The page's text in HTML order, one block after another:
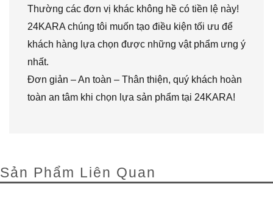
Thường các đơn vị khác không hề có tiền lệ này!
24KARA chúng tôi muốn tạo điều kiện tối ưu để
khách hàng lựa chọn được những vật phẩm ưng ý
nhất.
Đơn giản – An toàn – Thân thiện, quý khách hoàn
toàn an tâm khi chọn lựa sản phẩm tại 24KARA!
Sản Phẩm Liên Quan